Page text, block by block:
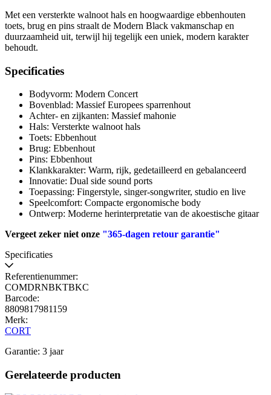
Met een versterkte walnoot hals en hoogwaardige ebbenhouten
toets, brug en pins straalt de Modern Black vakmanschap en
duurzaamheid uit, terwijl hij tegelijk een uniek, modern karakter
behoudt.
Specificaties
Bodyvorm: Modern Concert
Bovenblad: Massief Europees sparrenhout
Achter- en zijkanten: Massief mahonie
Hals: Versterkte walnoot hals
Toets: Ebbenhout
Brug: Ebbenhout
Pins: Ebbenhout
Klankkarakter: Warm, rijk, gedetailleerd en gebalanceerd
Innovatie: Dual side sound ports
Toepassing: Fingerstyle, singer-songwriter, studio en live
Speelcomfort: Compacte ergonomische body
Ontwerp: Moderne herinterpretatie van de akoestische gitaar
Vergeet zeker niet onze "365-dagen retour garantie"
Specificaties
Referentienummer:
COMDRNBKTBKC
Barcode:
8809817981159
Merk:
CORT
Garantie: 3 jaar
Gerelateerde producten